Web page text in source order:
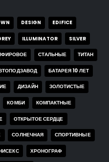
DESIGN EDIFICE
ILLUMINATOR SILVER
СТАЛЬНЫЕ ТИТАН
БАТАРЕЯ 10 ЛЕТ
ДИЗАЙН ЗОЛОТИСТЫЕ
КОМБИ КОМПАКТНЫЕ
ОТКРЫТОЕ СЕРДЦЕ
СОЛНЕЧНАЯ СПОРТИВНЫЕ
ХРОНОГРАФ